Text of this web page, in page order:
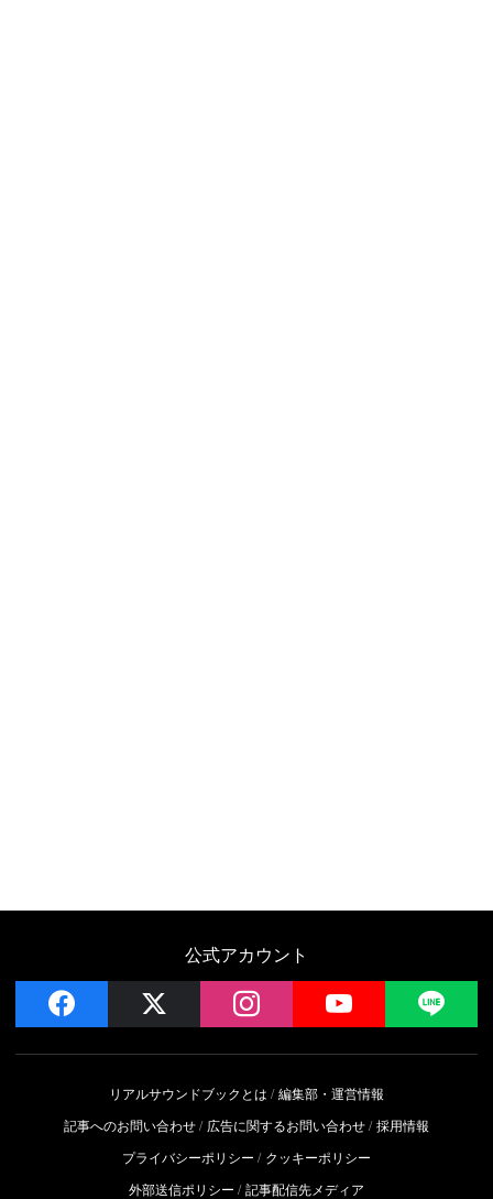
公式アカウント
facebook instagram YouTube
リアルサウンドブックとは
編集部・運営情報
記事へのお問い合わせ
広告に関するお問い合わせ 採用情報
プライバシーポリシー
クッキーポリシー
外部送信ポリシー
記事配信先メディア